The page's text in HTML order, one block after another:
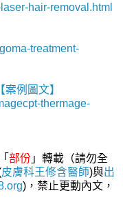
hair-removal.html
treatment-
例圖文】
thermage-
部份 」轉載（請勿全
皮膚科王修含醫師)與出
)，禁止更動內文，